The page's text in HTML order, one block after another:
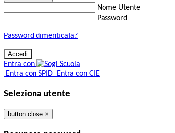
Nome Utente
Password
Password dimenticata?
Entra con
Entra con SPID Entra con CIE
Seleziona utente
button close ×